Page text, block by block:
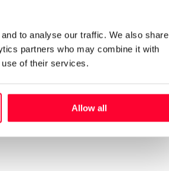
to analyse our traffic. We also share
partners who may combine it with
use of their services.
Allow all